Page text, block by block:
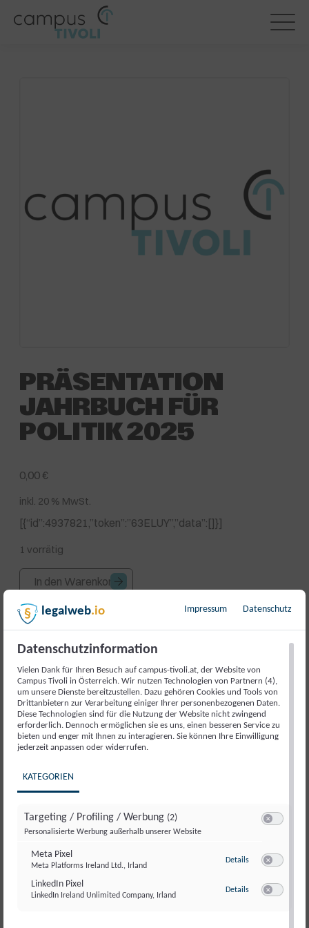
PRÄSENTATION
JAHRBUCH FÜR
POLITIK 2025
0,00€
inkl. 20 % MwSt.
[{“id”:4937821,”token”:”63ELUY”,”data”:[]}]
1 vorrätig
Präsentation
Jahrbuch
für
Politik
2025
In den Warenkorb
Beschreibung
Beschreibung
Debatte in Österreich: Die
Das Jahrbuch zählt seit Jahrzehnten zu den wichtigsten
Publikationen zur Analyse politischer Entwicklungen und
bringt führende Stimmen aus Wissenschaft und Politik
zusammen.
legalweb.io Impressum Datenschutz
Datenschutzinformation
Vielen Dank für Ihren Besuch auf campus-tivoli.at, der Website von
Campus Tivoli in Österreich. Wir nutzen Technologien von Partnern (4),
um unsere Dienste bereitzustellen. Dazu gehören Cookies und Tools von
Drittanbietern zur Verarbeitung einiger Ihrer personenbezogenen Daten.
Diese Technologien sind für die Nutzung der Website nicht zwingend
erforderlich. Dennoch ermöglichen sie es uns, einen besseren Service zu
bieten und enger mit Ihnen zu interagieren. Sie können Ihre Einwilligung
jederzeit anpassen oder widerrufen.
KATEGORIEN
Targeting / Profiling / Werbung (2)
Personalisierte Werbung außerhalb unserer Website
Meta Pixel
Meta Platforms Ireland Ltd., Irland
Details zu Meta Pixel
LinkedIn Pixel
LinkedIn Ireland Unlimited Company, Irland
Details zu LinkedIn Pixel